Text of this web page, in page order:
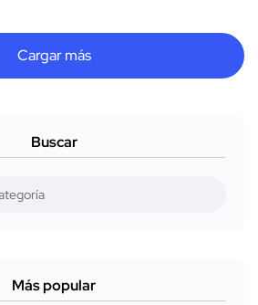
Cargar más
Buscar
Más popular